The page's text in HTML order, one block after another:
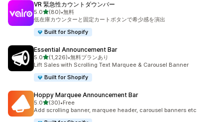
VR 緊急性カウントダウンバー
5.05つ星中
(80)
合計レビュー数：80件
•無料
低在庫カウンターと固定カートボタンで希少感を演出
Built for Shopify
Essential Announcement Bar
5.05つ星中
(1,226)
合計レビュー数：1226件
•無料プランあり
Lift Sales with Scrolling Text Marquee & Carousel Banner
Built for Shopify
Hoppy Marquee Announcement Bar
5.05つ星中
(30)
合計レビュー数：30件
•Free
Add scrolling banner, marquee header, carousel banners etc